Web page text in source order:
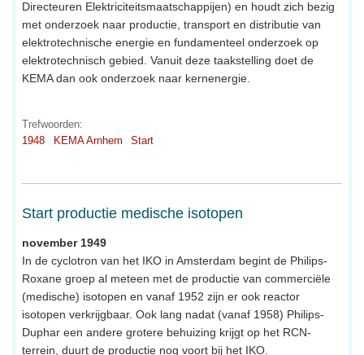
Directeuren Elektriciteitsmaatschappijen) en houdt zich bezig
met onderzoek naar productie, transport en distributie van
elektrotechnische energie en fundamenteel onderzoek op
elektrotechnisch gebied. Vanuit deze taakstelling doet de
KEMA dan ook onderzoek naar kernenergie.
Trefwoorden:
1948
KEMA Arnhem Start
Start productie medische isotopen
november 1949
In de cyclotron van het IKO in Amsterdam begint de Philips-
Roxane groep al meteen met de productie van commerciële
(medische) isotopen en vanaf 1952 zijn er ook reactor
isotopen verkrijgbaar. Ook lang nadat (vanaf 1958) Philips-
Duphar een andere grotere behuizing krijgt op het RCN-
terrein, duurt de productie nog voort bij het IKO.